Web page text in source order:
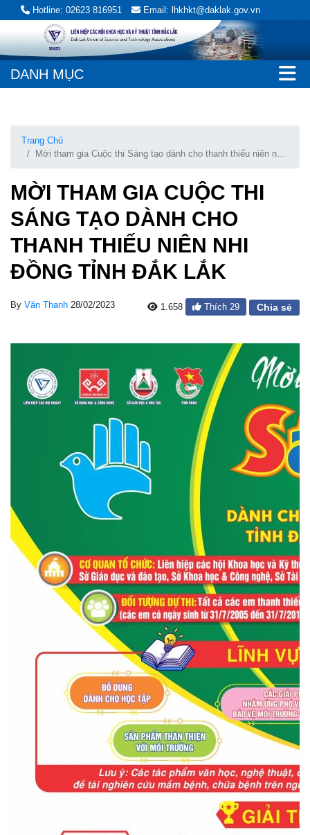
Hotline: 02623 816951 Email: lhkhkt@daklak.gov.vn
DANH MỤC
Trang Chủ
Mời tham gia Cuộc thi Sáng tạo dành cho thanh thiếu niên nhi
MỜI THAM GIA CUỘC THI
SÁNG TẠO DÀNH CHO
THANH THIẾU NIÊN NHI
ĐỒNG TỈNH ĐẮK LẮK
By Văn Thanh 28/02/2023 1.658 Thích 29 Chia sẻ